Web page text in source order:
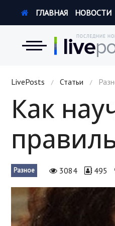
Новости
Экономика
Происшествия
Hi-Tech. Интернет
Россия
Наука и техника
Политика
ГЛАВНАЯ НОВОСТИ
LivePosts / Статьи /
Как
Разное 3084 495